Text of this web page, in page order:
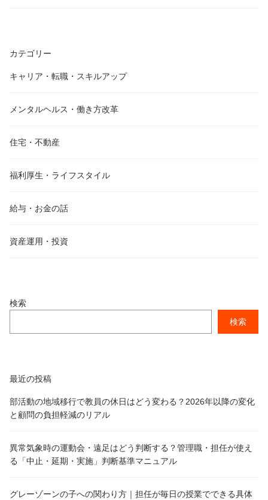
カテゴリー
キャリア・転職・スキルアップ
メンタルヘルス・働き方改革
住宅・不動産
福利厚生・ライフスタイル
給与・お金の話
資産運用・投資
検索
検索
最近の投稿
部活動の地域移行で教員の休日はどう変わる？2026年以降の変化
と顧問の負担軽減のリアル
異常気象時の運動会・遠足はどう判断する？管理職・担任が使え
る「中止・延期・実施」判断基準マニュアル
グレーゾーンの子への関わり方｜担任が毎日の授業でできる具体